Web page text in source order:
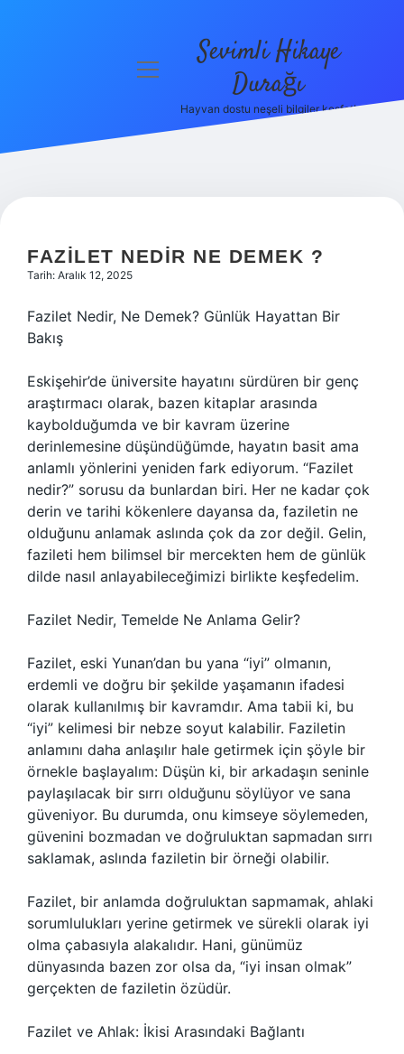
Hakkımızda
menüyü
Sevimli Hikaye
Durağı
Hayvan dostu neşeli bilgiler keşfet!
FAZILET NEDIR NE DEMEK ?
Tarih: Aralık 12, 2025
Fazilet Nedir, Ne Demek? Günlük Hayattan Bir
Bakış
Eskişehir’de üniversite hayatını sürdüren bir genç
araştırmacı olarak, bazen kitaplar arasında
kaybolduğumda ve bir kavram üzerine
derinlemesine düşündüğümde, hayatın basit ama
anlamlı yönlerini yeniden fark ediyorum. “Fazilet
nedir?” sorusu da bunlardan biri. Her ne kadar çok
derin ve tarihi kökenlere dayansa da, faziletin ne
olduğunu anlamak aslında çok da zor değil. Gelin,
fazileti hem bilimsel bir mercekten hem de günlük
dilde nasıl anlayabileceğimizi birlikte keşfedelim.
Fazilet Nedir, Temelde Ne Anlama Gelir?
Fazilet, eski Yunan’dan bu yana “iyi” olmanın,
erdemli ve doğru bir şekilde yaşamanın ifadesi
olarak kullanılmış bir kavramdır. Ama tabii ki, bu
“iyi” kelimesi bir nebze soyut kalabilir. Faziletin
anlamını daha anlaşılır hale getirmek için şöyle bir
örnekle başlayalım: Düşün ki, bir arkadaşın seninle
paylaşılacak bir sırrı olduğunu söylüyor ve sana
güveniyor. Bu durumda, onu kimseye söylemeden,
güvenini bozmadan ve doğruluktan sapmadan sırrı
saklamak, aslında faziletin bir örneği olabilir.
Fazilet, bir anlamda doğruluktan sapmamak, ahlaki
sorumlulukları yerine getirmek ve sürekli olarak iyi
olma çabasıyla alakalıdır. Hani, günümüz
dünyasında bazen zor olsa da, “iyi insan olmak”
gerçekten de faziletin özüdür.
Fazilet ve Ahlak: İkisi Arasındaki Bağlantı